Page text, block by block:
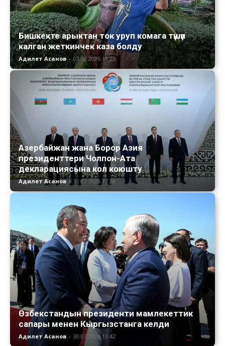
Бишкекте арыктан ток уруп комага түшүп
калган жеткинчек каза болду
Адилет Асанов - 03.08.2026 11:25
Азербайжан жана Борор Азия
президенттери Чолпон-Ата
декларациясына кол коюшту
Адилет Асанов - 31.07.2026 17:28
Өзбекстандын президенти мамлекеттик
сапары менен Кыргызстанга келди
Адилет Асанов - 30.07.2026 13:42